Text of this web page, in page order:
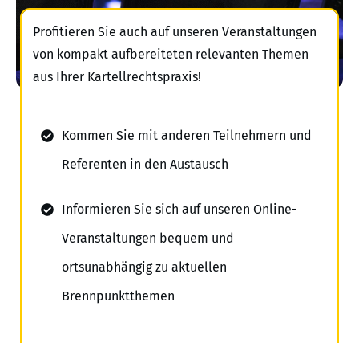
Profitieren Sie auch auf unseren Veranstaltungen
von kompakt aufbereiteten relevanten Themen
aus Ihrer Kartellrechtspraxis!
Kommen Sie mit anderen Teilnehmern und
Referenten in den Austausch
Informieren Sie sich auf unseren Online-
Veranstaltungen bequem und
ortsunabhängig zu aktuellen
Brennpunktthemen